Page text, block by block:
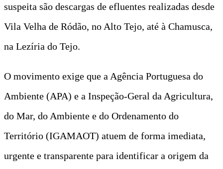
suspeita são descargas de efluentes realizadas desde
Vila Velha de Ródão, no Alto Tejo, até à Chamusca,
na Lezíria do Tejo.
O movimento exige que a Agência Portuguesa do
Ambiente (APA) e a Inspeção-Geral da Agricultura,
do Mar, do Ambiente e do Ordenamento do
Território (IGAMAOT) atuem de forma imediata,
urgente e transparente para identificar a origem da